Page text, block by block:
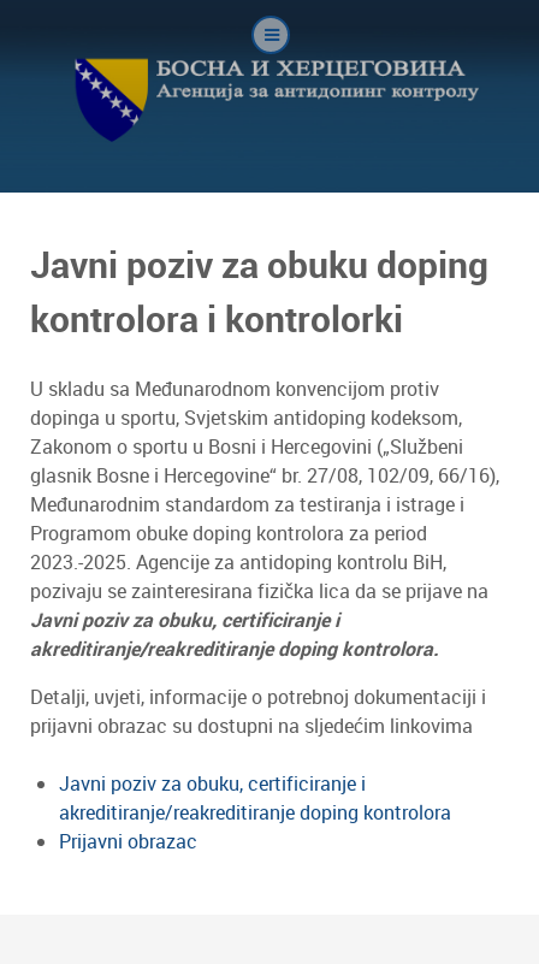
Javni poziv za obuku doping
kontrolora i kontrolorki
U skladu sa Međunarodnom konvencijom protiv
dopinga u sportu, Svjetskim antidoping kodeksom,
Zakonom o sportu u Bosni i Hercegovini („Službeni
glasnik Bosne i Hercegovine“ br. 27/08, 102/09, 66/16),
Međunarodnim standardom za testiranja i istrage i
Programom obuke doping kontrolora za period
2023.-2025. Agencije za antidoping kontrolu BiH,
pozivaju se zainteresirana fizička lica da se prijave na
Javni poziv za obuku, certificiranje i
akreditiranje/reakreditiranje doping kontrolora.
Detalji, uvjeti, informacije o potrebnoj dokumentaciji i
prijavni obrazac su dostupni na sljedećim linkovima
Javni poziv za obuku, certificiranje i
akreditiranje/reakreditiranje doping kontrolora
Prijavni obrazac